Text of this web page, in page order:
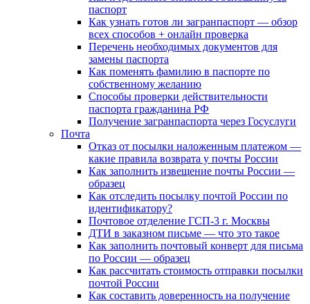
паспорт
Как узнать готов ли загранпаспорт — обзор
всех способов + онлайн проверка
Перечень необходимых документов для
замены паспорта
Как поменять фамилию в паспорте по
собственному желанию
Способы проверки действительности
паспорта гражданина РФ
Получение загранпаспорта через Госуслуги
Почта
Отказ от посылки наложенным платежом —
какие правила возврата у почты России
Как заполнить извещение почты России —
образец
Как отследить посылку почтой России по
идентификатору?
Почтовое отделение ГСП-3 г. Москвы
ДТИ в заказном письме — что это такое
Как заполнить почтовый конверт для письма
по России — образец
Как рассчитать стоимость отправки посылки
почтой России
Как составить доверенность на получение